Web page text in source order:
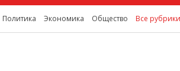
Политика Экономика Общество Все